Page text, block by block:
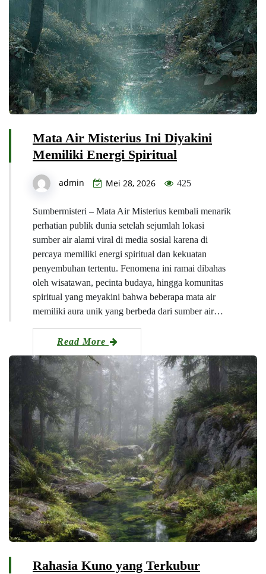
Mata Air Misterius Ini Diyakini
Memiliki Energi Spiritual
admin Mei 28, 2026 425
Sumbermisteri – Mata Air Misterius kembali menarik
perhatian publik dunia setelah sejumlah lokasi
sumber air alami viral di media sosial karena di
percaya memiliki energi spiritual dan kekuatan
penyembuhan tertentu. Fenomena ini ramai dibahas
oleh wisatawan, pecinta budaya, hingga komunitas
spiritual yang meyakini bahwa beberapa mata air
memiliki aura unik yang berbeda dari sumber air…
Read More
Rahasia Kuno yang Terkubur